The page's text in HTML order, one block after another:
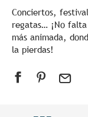
Conciertos,
regatas… ¡No
más animada,
la pierdas!